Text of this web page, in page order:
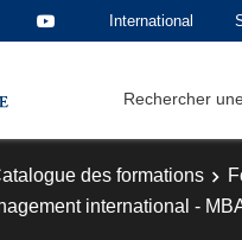
International
Rechercher
des formations
international -